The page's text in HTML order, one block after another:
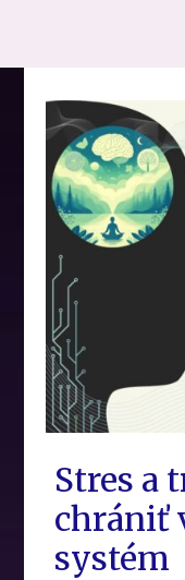
Stres a
chrániť
systém